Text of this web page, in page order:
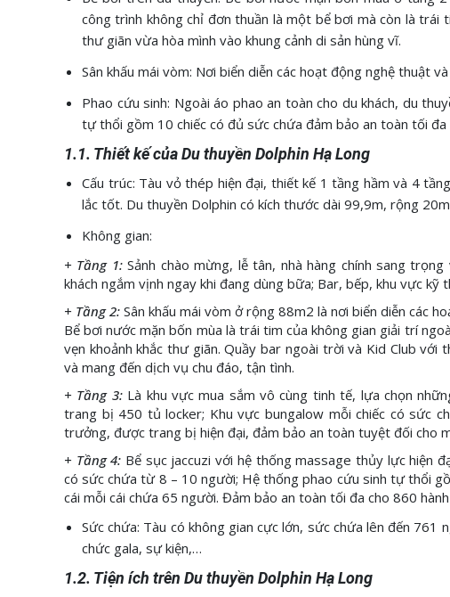
công trình không chỉ đơn thuần là một bể bơi mà còn là trái
thư giãn vừa hòa mình vào khung cảnh di sản hùng vĩ.
Sân khấu mái vòm: Nơi biển diễn các hoạt động nghệ thuật
Phao cứu sinh: Ngoài áo phao an toàn cho du khách, du
tự thổi gồm 10 chiếc có đủ sức chứa đảm bảo an toàn tối đa
1.1. Thiết kế của Du thuyền Dolphin Hạ Long
Cấu trúc: Tàu vỏ thép hiện đại, thiết kế 1 tầng hầm và 4
lắc tốt. Du thuyền Dolphin có kích thước dài 99,9m, rộng
Không gian:
+ Tầng 1:Sảnh chào mừng, lễ tân, nhà hàng chính sang
khách ngắm vịnh ngay khi đang dùng bữa; Bar, bếp, khu vực kỹ
+ Tầng 2: Sân khấu mái vòm ở rộng 88m2 là nơi biển diễn các
Bể bơi nước mặn bốn mùa là trái tim của không gian giải trí
vẹn khoảnh khắc thư giãn. Quầy bar ngoài trời và Kid Club
và mang đến dịch vụ chu đáo, tận tình.
+ Tầng 3: Là khu vực mua sắm vô cùng tinh tế, lựa chọn
trang bị 450 tủ locker; Khu vực bungalow mỗi chiếc có sức
trưởng, được trang bị hiện đại, đảm bảo an toàn tuyệt đối cho
+ Tầng 4: Bể sục jaccuzi với hệ thống massage thủy lực hiện
có sức chứa từ 8 – 10 người; Hệ thống phao cứu sinh tự thổi
cái mỗi cái chứa 65 người. Đảm bảo an toàn tối đa cho 860 hành
Sức chứa: Tàu có không gian cực lớn, sức chứa lên đến
chức gala, sự kiện,…
1.2. Tiện ích trên Du thuyền Dolphin Hạ Long